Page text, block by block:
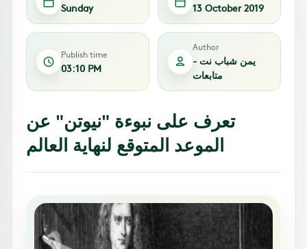
Sunday 13 October 2019
Publish time
03:10 PM
Author
يمن شباب نت -
متابعات
تعرف على نبوءة "نيوتن" عن
الموعد المتوقع لنهاية العالم